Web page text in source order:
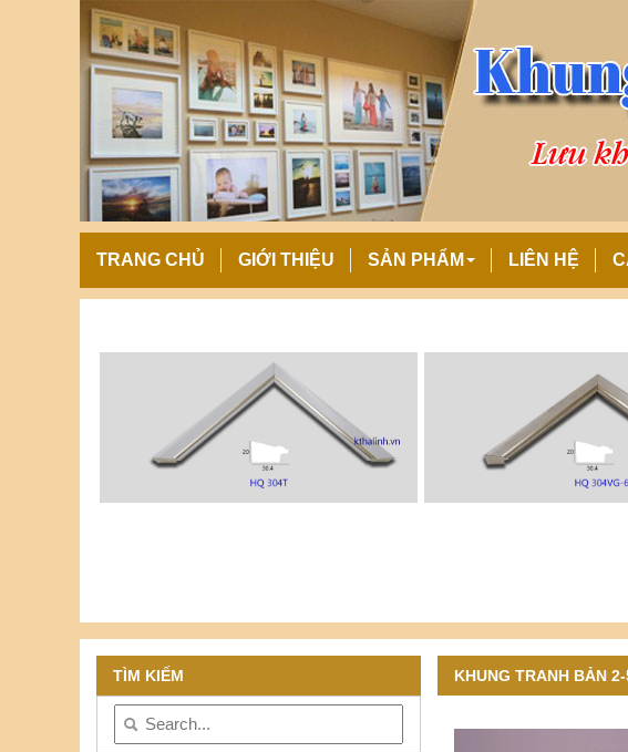
TRANG CHỦ GIỚI THIỆU SẢN PHẨM LIÊN HỆ
KHUNG TRANH BẢN
TÌM KIẾM